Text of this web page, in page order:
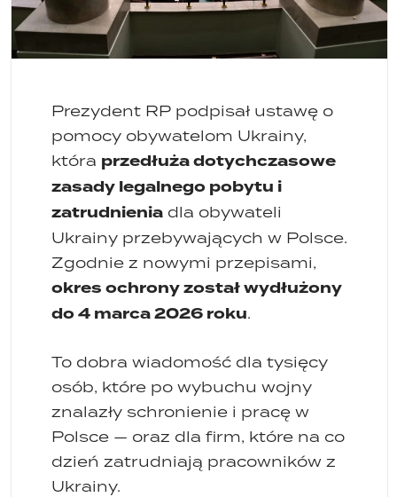
Prezydent RP podpisał ustawę o
pomocy obywatelom Ukrainy,
która przedłuża dotychczasowe
zasady legalnego pobytu i
zatrudnienia dla obywateli
Ukrainy przebywających w Polsce.
Zgodnie z nowymi przepisami,
okres ochrony został wydłużony
do 4 marca 2026 roku.
To dobra wiadomość dla tysięcy
osób, które po wybuchu wojny
znalazły schronienie i pracę w
Polsce — oraz dla firm, które na co
dzień zatrudniają pracowników z
Ukrainy.